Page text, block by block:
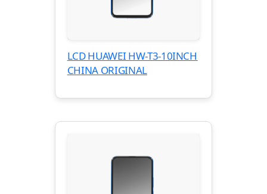
LCD HUAWEI HW-T3-10INCH
CHINA ORIGINAL